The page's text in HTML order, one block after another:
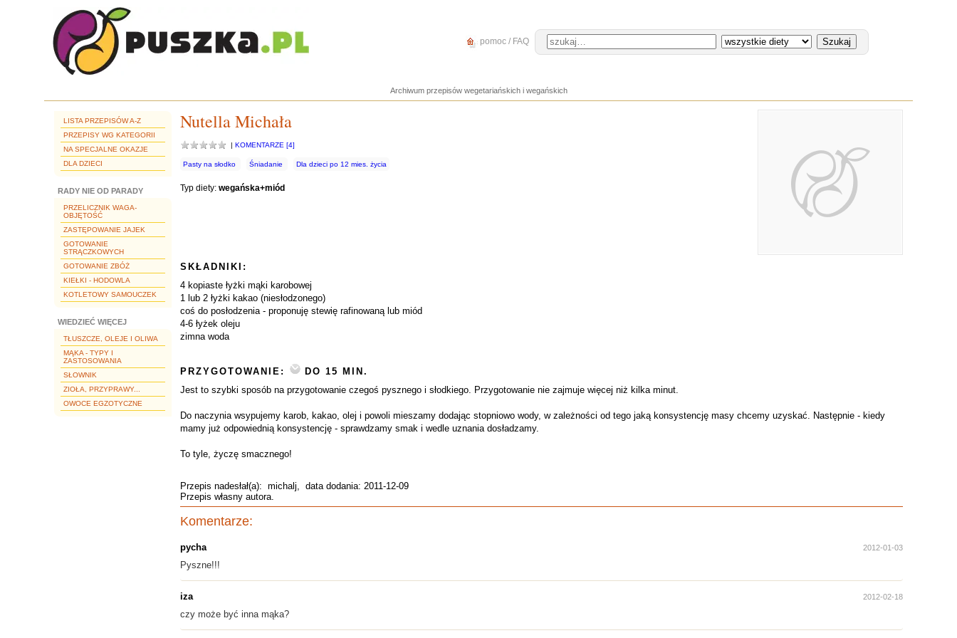
pomoc / FAQ
Archiwum przepisów wegetariańskich i wegańskich
LISTA PRZEPISÓW A-Z
PRZEPISY WG KATEGORII
NA SPECJALNE OKAZJE
DLA DZIECI
RADY NIE OD PARADY
PRZELICZNIK WAGA-
OBJĘTOŚĆ
ZASTĘPOWANIE JAJEK
GOTOWANIE
STRĄCZKOWYCH
GOTOWANIE ZBÓŻ
KIEŁKI - HODOWLA
KOTLETOWY SAMOUCZEK
WIEDZIEĆ WIĘCEJ
TŁUSZCZE, OLEJE I OLIWA
MĄKA - TYPY I
ZASTOSOWANIA
SŁOWNIK
ZIOŁA, PRZYPRAWY...
OWOCE EGZOTYCZNE
Nutella Michała
| KOMENTARZE [4]
Pasty na słodko Śniadanie Dla dzieci po 12 mies. życia
Typ diety: wegańska+miód
SKŁADNIKI:
4 kopiaste łyżki mąki karobowej
1 lub 2 łyżki kakao (niesłodzonego)
coś do posłodzenia - proponuję stewię rafinowaną lub miód
4-6 łyżek oleju
zimna woda
PRZYGOTOWANIE:
DO 15 MIN.
Jest to szybki sposób na przygotowanie czegoś pysznego i słodkiego. Przygotowanie nie zajmuje więcej niż kilka minut.
Do naczynia wsypujemy karob, kakao, olej i powoli mieszamy dodając stopniowo wody, w zależności od tego jaką konsystencję masy chcemy uzyskać. Następnie - kiedy
mamy już odpowiednią konsystencję - sprawdzamy smak i wedle uznania dosładzamy.
To tyle, życzę smacznego!
Przepis nadesłał(a): michalj, data dodania: 2011-12-09
Przepis własny autora.
Komentarze:
pycha 2012-01-03
Pyszne!!!
iza 2012-02-18
czy może być inna mąka?